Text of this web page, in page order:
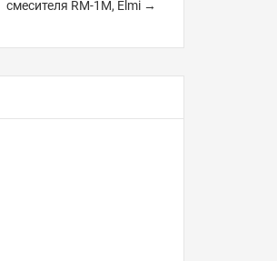
смесителя RM-1M, Elmi →